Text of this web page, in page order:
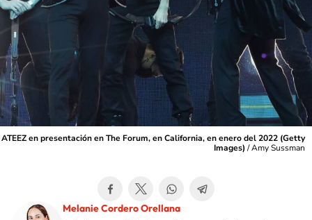
ATEEZ en presentación en The Forum, en California, en enero del 2022 (Getty
Images) /Amy Sussman
Melanie Cordero Orellana